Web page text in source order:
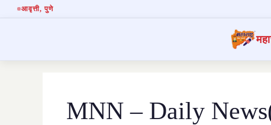
आवृत्ती, पुणे
MNN – Daily